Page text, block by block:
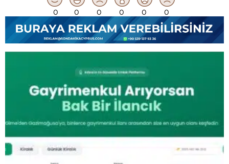
0 0 0 0 0 0